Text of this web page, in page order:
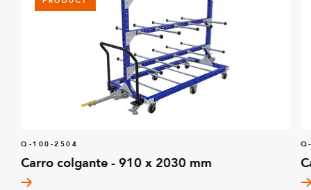
Q-100-2504
Carro colgante - 910 x 2030 mm